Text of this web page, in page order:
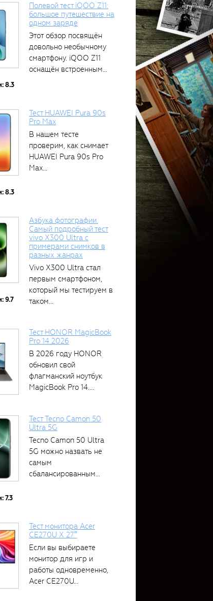
8.3
Полевой тест iQOO Z11:
большое путешествие на
одном заряде
Этот обзор посвящён
довольно необычному
смартфону. iQOO Z11
оснащён встроенным
8.3
Тест HUAWEI Pura 90s
Pro Max
В нашем тесте
проверим, как снимает
HUAWEI Pura 90s Pro
Max...
9.7
Азбука фотографии.
Самый подробный тест
vivo X300 Ultra с
примерами снимков в
разных жанрах
Vivo X300 Ultra стал
первым смартфоном,
который мы тестируем в
таком...
Тест HONOR MagicBook
Pro 14 2026
В 2026 году HONOR
обновил свой
флагманский ноутбук
MagicBook Pro 14....
7.3
Тест Tecno Camon 50
Ultra 5G
Tecno Camon 50 Ultra
5G можно назвать не
самым
сбалансированным
Тест монитора Acer
CE270U X 27″
Если вы выбираете
монитор для игр и
работы одновременно,
Acer CE270U...